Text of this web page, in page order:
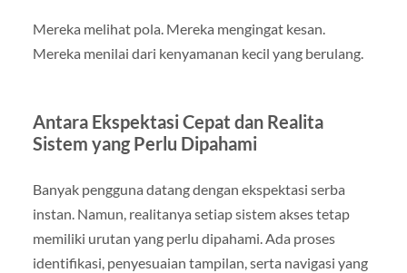
Mereka melihat pola. Mereka mengingat kesan.
Mereka menilai dari kenyamanan kecil yang berulang.
Antara Ekspektasi Cepat dan Realita
Sistem yang Perlu Dipahami
Banyak pengguna datang dengan ekspektasi serba
instan. Namun, realitanya setiap sistem akses tetap
memiliki urutan yang perlu dipahami. Ada proses
identifikasi, penyesuaian tampilan, serta navigasi yang